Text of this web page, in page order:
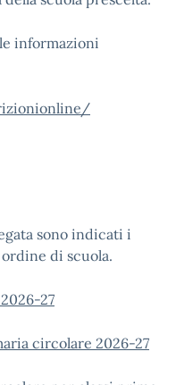
informazioni
sono indicati i
di scuola.
27
circolare 2026-27